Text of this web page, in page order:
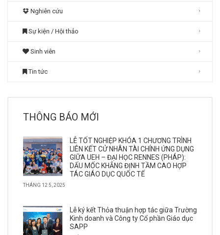
Nghiên cứu
Sự kiện / Hội thảo
Sinh viên
Tin tức
THÔNG BÁO MỚI
LỄ TỐT NGHIỆP KHÓA 1 CHƯƠNG TRÌNH
LIÊN KẾT CỬ NHÂN TÀI CHÍNH ỨNG DỤNG
GIỮA UEH – ĐẠI HỌC RENNES (PHÁP):
DẤU MỐC KHẲNG ĐỊNH TẦM CAO HỢP
TÁC GIÁO DỤC QUỐC TẾ
THÁNG 12 5, 2025
Lễ ký kết Thỏa thuận hợp tác giữa Trường
Kinh doanh và Công ty Cổ phần Giáo dục
SAPP